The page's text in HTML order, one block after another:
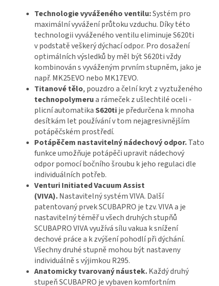
Technologie vyváženého ventilu:Systém pro
maximální vyvážení průtoku vzduchu. Díky této
technologii vyváženého ventilu eliminuje S620ti
v podstatě veškerý dýchací odpor. Pro dosažení
optimálních výsledků by měl být S620ti vždy
kombinován s vyváženým prvním stupněm, jako je
např. MK25EVO nebo MK17EVO.
Titanové tělo, pouzdro a čelní kryt z vyztuženého
technopolymerua rámeček z ušlechtilé oceli -
plicní automatikaS620tije předurčena k mnoha
desítkám let používání v tom nejagresivnějším
potápěčském prostředí.
Potápěčem nastavitelný nádechový odpor.Tato
funkce umožňuje potápěči upravit nádechový
odpor pomocí bočního šroubu k jeho regulaci dle
individuálních potřeb.
Venturi Initiated Vacuum Assist
(VIVA).Nastavitelný systém VIVA. Další
patentovaný prvek SCUBAPRO je tzv. VIVA a je
nastavitelný téměř u všech druhých stupňů
SCUBAPRO VIVA využívá sílu vakua k snížení
dechové práce a k zvýšení pohodlí při dýchání.
Všechny druhé stupně mohou být nastaveny
individuálně s výjimkou R295.
Anatomicky tvarovaný náustek.Každý druhý
stupeň SCUBAPRO je vybaven komfortním